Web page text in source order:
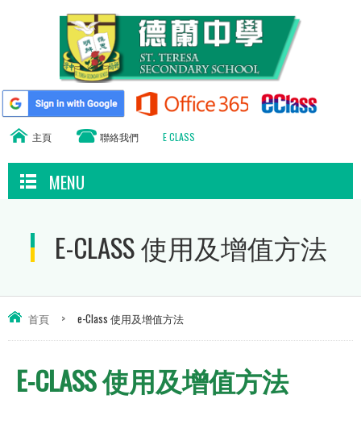
主頁 聯絡我們 E CLASS
MENU
E-CLASS 使用及增值方法
首頁 > e-Class 使用及增值方法
E-CLASS 使用及增值方法